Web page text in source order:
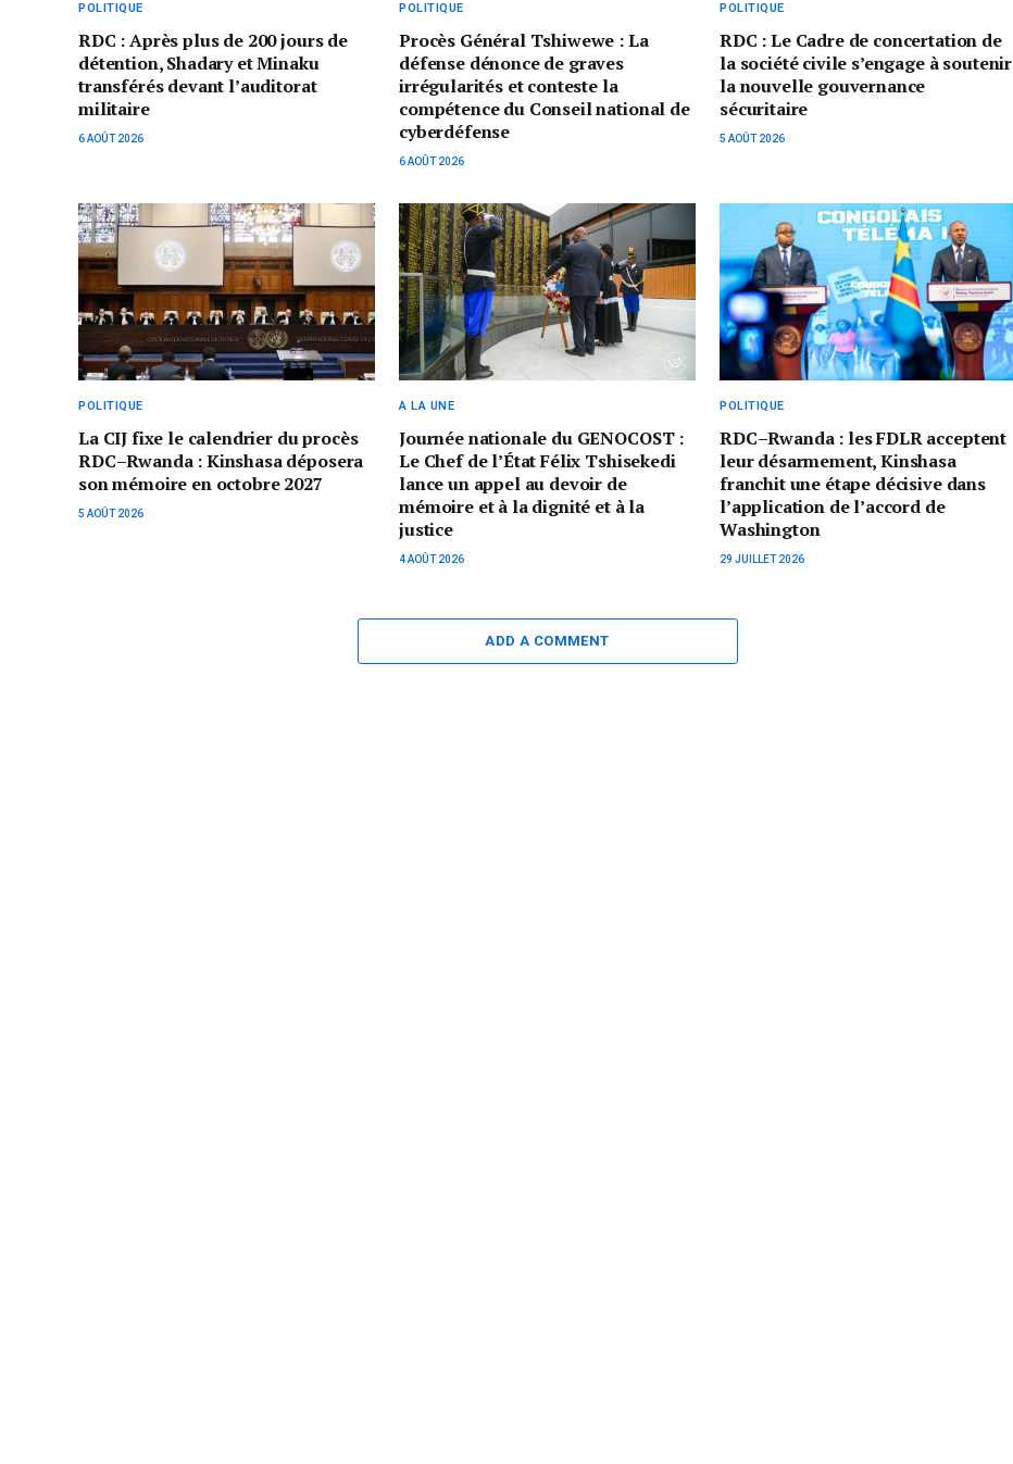
POLITIQUE
RDC : Après plus de 200 jours de
détention, Shadary et Minaku
transférés devant l’auditorat
militaire
6 AOÛT 2026
POLITIQUE
Procès Général Tshiwewe : La
défense dénonce de graves
irrégularités et conteste la
compétence du Conseil national de
cyberdéfense
6 AOÛT 2026
POLITIQUE
RDC : Le Cadre de concertation de
la société civile s’engage à soutenir
la nouvelle gouvernance
sécuritaire
5 AOÛT 2026
POLITIQUE
La CIJ fixe le calendrier du procès
RDC–Rwanda : Kinshasa déposera
son mémoire en octobre 2027
5 AOÛT 2026
A LA UNE
Journée nationale du GENOCOST :
Le Chef de l’État Félix Tshisekedi
lance un appel au devoir de
mémoire et à la dignité et à la
justice
4 AOÛT 2026
POLITIQUE
RDC–Rwanda : les FDLR acceptent
leur désarmement, Kinshasa
franchit une étape décisive dans
l’application de l’accord de
Washington
29 JUILLET 2026
ADD A COMMENT